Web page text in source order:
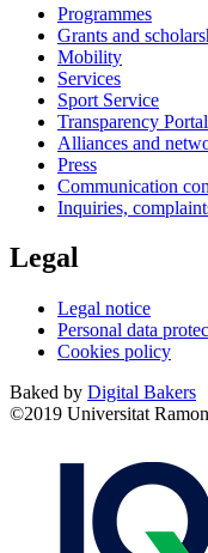
Programmes
Grants and
Mobility
Services
Sport Service
Transparency Portal
Alliances and
Press
Communication
Inquiries,
Legal
Legal notice
Personal data
Cookies policy
Baked by Digital Bakers
©2019 Universitat